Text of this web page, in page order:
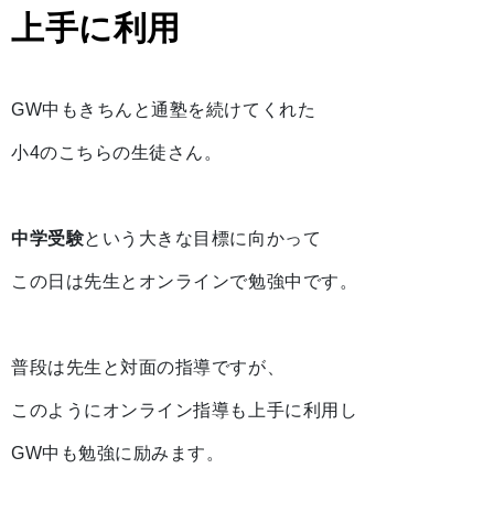
上手に利用
GW中もきちんと通塾を続けてくれた
小4のこちらの生徒さん。
中学受験という大きな目標に向かって
この日は先生とオンラインで勉強中です。
普段は先生と対面の指導ですが、
このようにオンライン指導も上手に利用し
GW中も勉強に励みます。